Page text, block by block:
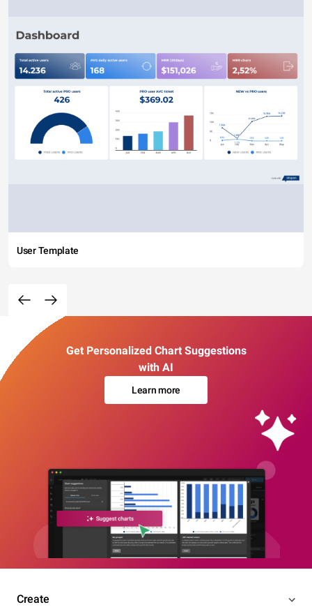
User Template
Get Personalized Chart Suggestions
with AI
Learn more
Create